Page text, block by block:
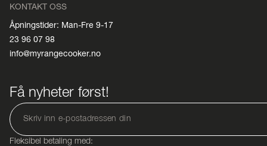
KONTAKT OSS
Åpningstider: Man-Fre 9-17
23 96 07 98
info@myrangecooker.no
Få nyheter først!
Fleksibel betaling med: